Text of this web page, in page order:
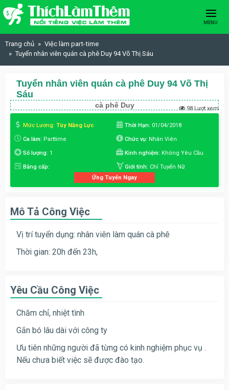
Skip to content
MENU
Trang chủ
Việc làm part-time
Tuyển nhân viên quán cà phê Duy 94 Võ Thị Sáu
Tuyển nhân viên quán cà phê Duy 94 Võ Thị
Sáu
cà phê Duy 98 Lượt xem
Mức Lương: Tùy Năng Lực Thời Hạn: 01/04/2018
Ca làm: Parttime Chức vụ: Nhân Viên
Số lượng: 1 Kinh nghiệm: Không Yêu Cầu
Bằng cấp: Giới tính: Chỉ Tuyển Nữ
Ứng Tuyển Ngay
Mô Tả Công Việc
Vị trí tuyển dụng: nhân viên làm quán cà phê
Thời gian: 20h đến 23h,
Yêu Cầu Công Việc
Chăm chỉ, nhiệt tình
Gắn bó lâu dài với công ty
Ưu tiên những người đã từng có kinh nghiệm phục vụ .
Nếu chưa biết việc sẽ được đào tạo.